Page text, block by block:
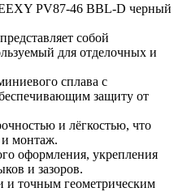
PV87-46 BBL-D черный
собой
для отделочных и
сплава с
защиту от
и лёгкостью, что
и монтаж.
оформления, укрепления
и зазоров.
и точным геометрическим